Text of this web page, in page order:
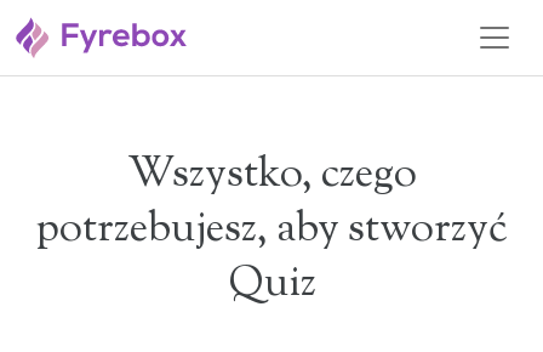
Wszystko, czego
potrzebujesz, aby stworzyć
Quiz